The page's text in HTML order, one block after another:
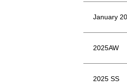
January
2025AW
2025 SS